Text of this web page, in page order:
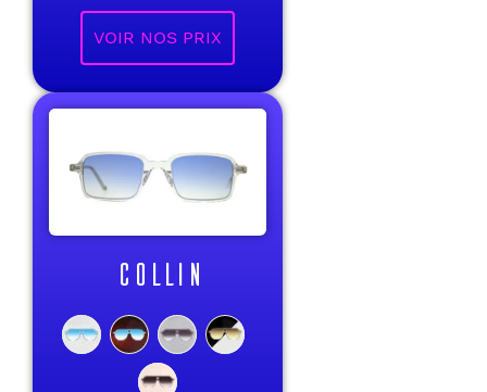
VOIR NOS PRIX
COLLIN